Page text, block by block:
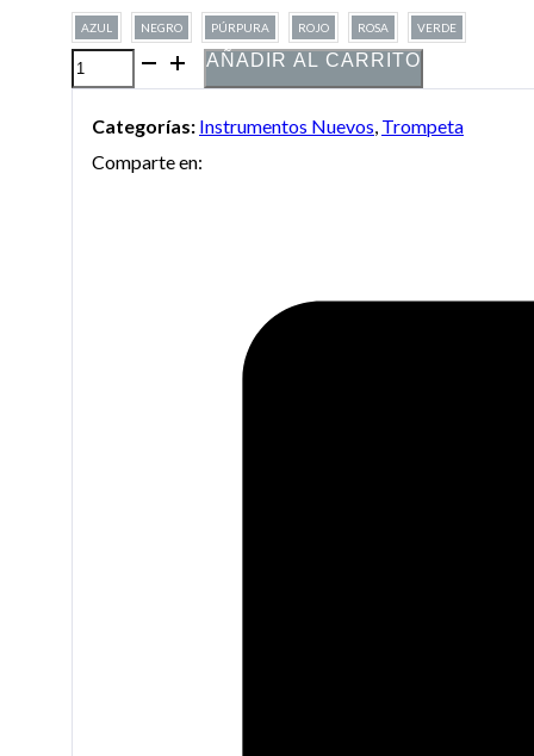
AZUL NEGRO PÚRPURA ROJO ROSA VERDE
Trompeta
Collins
TCTR-
AÑADIR AL CARRITO
Categorías: Instrumentos Nuevos Trompeta
Comparte en: